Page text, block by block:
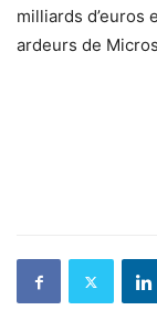
milliards d’euros
ardeurs de